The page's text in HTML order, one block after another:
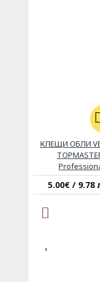
КЛЕЩИ ОБЛИ
5.00€ / 9.78